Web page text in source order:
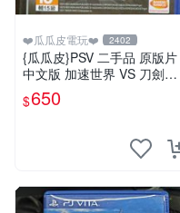
❤️瓜瓜皮電玩❤️ 2402
{瓜瓜皮}PSV 二手品 原版片
中文版 加速世界 VS 刀劍神
域 千年的黃昏(遊戲都能回收)
$650